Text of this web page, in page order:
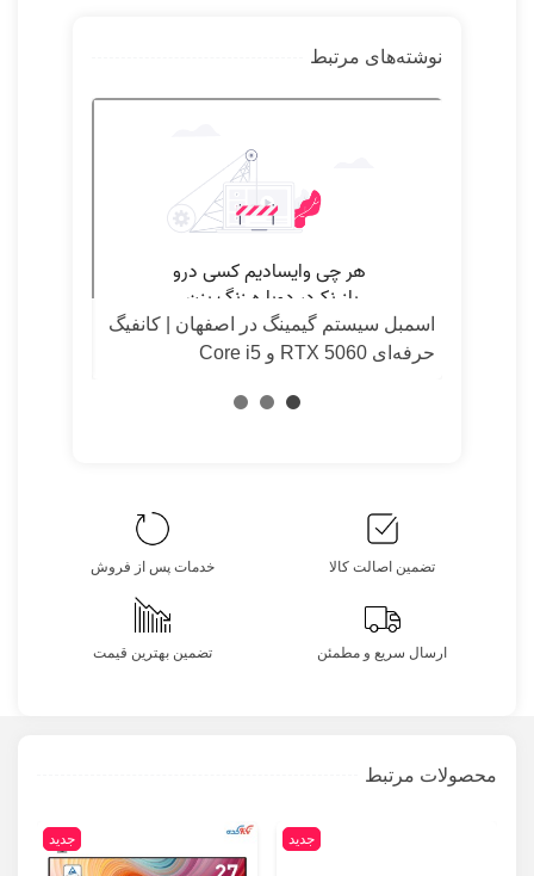
نوشته‌های مرتبط
اسمبل سیستم گیمینگ در اصفهان | کانفیگ
حرفه‌ای RTX 5060 و Core i5
تضمین اصالت کالا خدمات پس از فروش
ارسال سریع و مطمئن تضمین بهترین قیمت
محصولات مرتبط
جدید جدید